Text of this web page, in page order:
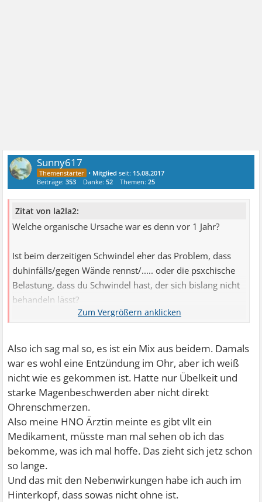
Sunny617
• Mitglied seit: 15.08.2017
Beiträge:353 Danke:52 Themen:25
Zitat von la2la2:
Welche organische Ursache war es denn vor 1 Jahr?
Ist beim derzeitigen Schwindel eher das Problem, dass
duhinfälls/gegen Wände rennst/..... oder die psxchische
Belastung, dass du Schwindel hast, der sich bislang nicht
behandeln lässt?
Bei letzterem können Medikamente dafür sorgen, dass
("Schei.ssegalpillen"). Aber das wird nicht nur selektiv das
Schwindelproblem betreffen, sondern viele weitere
Nebenwirkungen haben.....
Also ich sag mal so, es ist ein Mix aus beidem. Damals
war es wohl eine Entzündung im Ohr, aber ich weiß
nicht wie es gekommen ist. Hatte nur Übelkeit und
starke Magenbeschwerden aber nicht direkt
Ohrenschmerzen.
Also meine HNO Ärztin meinte es gibt vllt ein
Medikament, müsste man mal sehen ob ich das
bekomme, was ich mal hoffe. Das zieht sich jetz schon
so lange.
Und das mit den Nebenwirkungen habe ich auch im
Hinterkopf, dass sowas nicht ohne ist.